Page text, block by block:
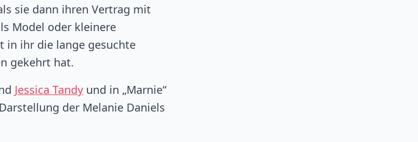
sie dann ihren Vertrag mit
Model oder kleinere
in ihr die lange gesuchte
gekehrt hat.
Jessica Tandy und in „Marnie“
der Melanie Daniels